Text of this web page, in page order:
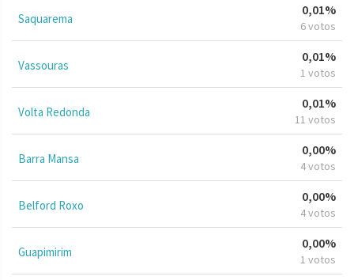
Saquarema
0,01%
6 votos
Vassouras
0,01%
1 votos
Volta Redonda
0,01%
11 votos
Barra Mansa
0,00%
4 votos
Belford Roxo
0,00%
4 votos
Guapimirim
0,00%
1 votos